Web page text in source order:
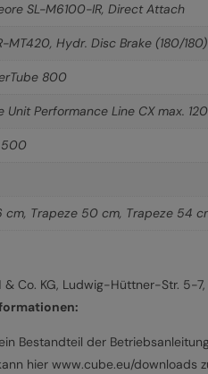
SL-M6100-IR, Direct Attach
MT420, Hydr. Disc Brake (180/180)
800
Unit Performance Line CX max.
500
cm, Trapeze 50 cm, Trapeze 54
& Co. KG, Ludwig-Hüttner-Str.
Bestandteil der
hier www.cube.eu/downloads